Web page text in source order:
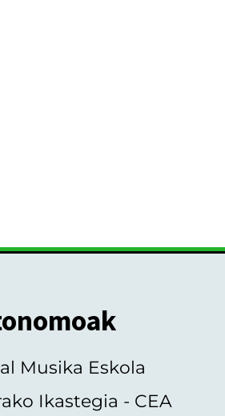
Musika Eskola
Ikastegia - CEA